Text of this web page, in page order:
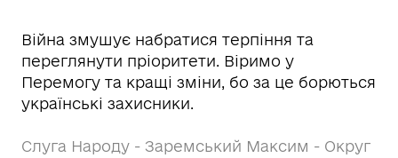
Війна змушує набратися терпіння та
переглянути пріоритети. Віримо у
Перемогу та кращі зміни, бо за це борються
українські захисники.
Слуга Народу - Заремський Максим - Округ